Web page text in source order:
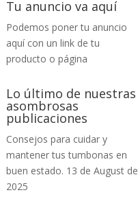
Tu anuncio va aquí
Podemos poner tu anuncio
aquí con un link de tu
producto o página
Lo último de nuestras
asombrosas
publicaciones
Consejos para cuidar y
mantener tus tumbonas en
buen estado. 13 de August de
2025